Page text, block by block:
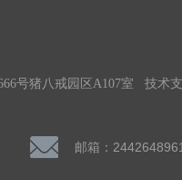
号猪八戒园区A107室 技术
邮箱：